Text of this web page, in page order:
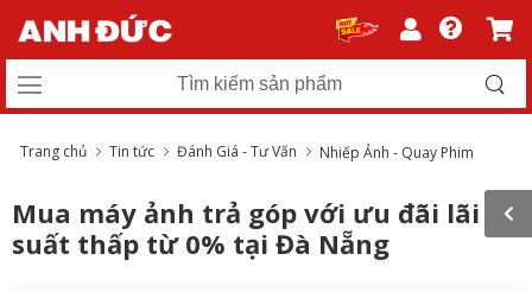
Trang chủ Tin tức Đánh Giá - Tư Vấn Nhiếp Ảnh - Quay Phim
Mua máy ảnh trả góp​ với ưu đãi lãi
suất thấp từ 0% tại Đà Nẵng